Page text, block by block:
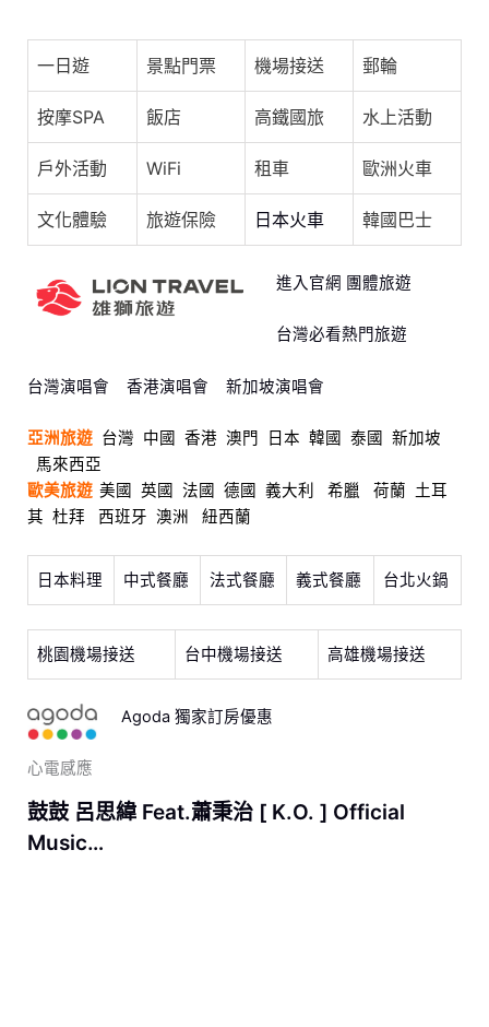
一日遊 景點門票 機場接送 郵輪
按摩SPA 飯店 高鐵國旅 水上活動
戶外活動 WiFi 租車 歐洲火車
文化體驗 旅遊保險 日本火車 韓國巴士
進入官網 團體旅遊
台灣必看熱門旅遊
台灣演唱會 香港演唱會 新加坡演唱會
亞洲旅遊 台灣 中國 香港 澳門 日本 韓國 泰國 新加坡
馬來西亞
歐美旅遊 美國 英國 法國 德國 義大利 希臘 荷蘭 土耳
其 杜拜 西班牙 澳洲 紐西蘭
日本料理 中式餐廳 法式餐廳 義式餐廳 台北火鍋
桃園機場接送 台中機場接送 高雄機場接送
Agoda 獨家訂房優惠
心電感應
鼓鼓 呂思緯 Feat.蕭秉治 [ K.O. ] Official
Music…